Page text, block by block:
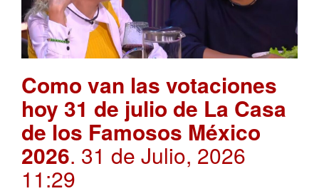
Como van las votaciones
hoy 31 de julio de La Casa
de los Famosos México
2026. 31 de Julio, 2026
11:29